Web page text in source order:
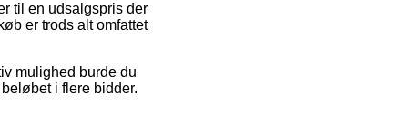
til en udsalgspris der
er trods alt omfattet
mulighed burde du
i flere bidder.